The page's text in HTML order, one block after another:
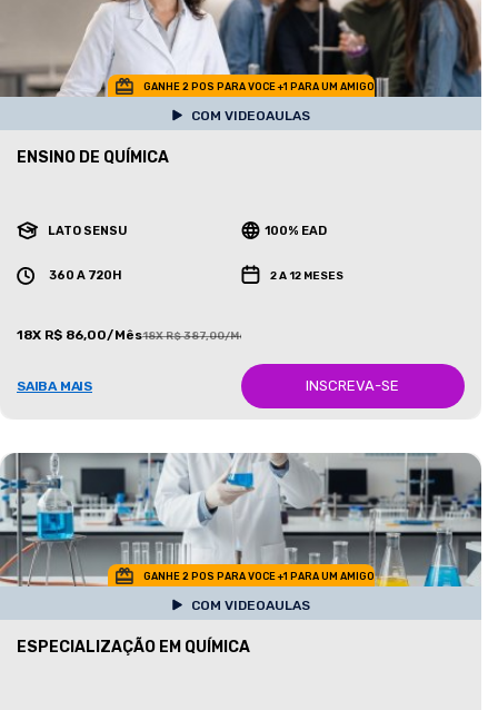
GANHE 2 POS PARA VOCE +1 PARA UM AMIGO
COM VIDEOAULAS
ENSINO DE QUÍMICA
LATO SENSU 100% EAD
360 A 720H 2 A 12 MESES
18X R$ 86,00/Mês18X R$ 387,00/Mês
SAIBA MAIS INSCREVA-SE
GANHE 2 POS PARA VOCE +1 PARA UM AMIGO
COM VIDEOAULAS
ESPECIALIZAÇÃO EM QUÍMICA